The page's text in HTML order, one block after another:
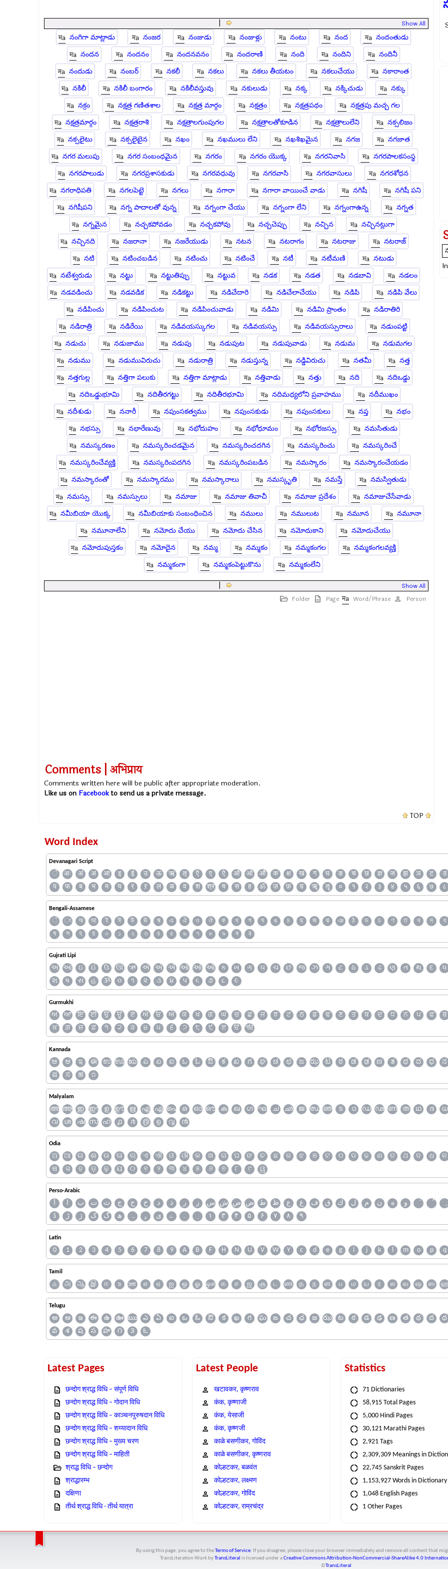
Show All
నంగిగా మాట్లాడు నంజర నంజుడు నంజుళ్లు నంటు నంద
నందంతుడు
నందన
నందనం నందనవనం నందరాణి నంది నందిని
నందినీ
నందుడు
నంబర్ నకలీ నకలు నకలు తీయటం నకలుచేయు
నకారాంత
నకిలీ
నకిలీ బంగారం నకిలీవస్తువు నకులుడు నక్క నక్కిచుడు
నక్కు
నక్రం
నక్షత్ర గణితశాల నక్షత్ర మార్గం నక్షత్రం నక్షత్రపథం
నక్షత్రపు మచ్చ గల
నక్షత్రమార్గం
నక్షత్రరాశి నక్షత్రాలగుంపుగల నక్షత్రాలతోకూడిన నక్షత్రాలులేని
నక్సలిజం
నక్సలైటు
నక్సలైటైన నఖం నఖములు లేని నఖశిఖమైన నగజ
నగజాత
నగర మలుపు
నగర సంబంధమైన నగరం నగరం యొక్క నగరనివాసి
నగరపాలకసంస్థ
నగరపాలుడు
నగరప్రశాసకుడు నగరవధువు నగరవాసి నగరవాసులు
నగరశోధన
నగరాధిపతి
నగలపెట్టె నగలు నగారా నగారా వాయించే వాడు నగిషీ
నగిషీ పని
నగిషీపని
నగ్న పాదాలతో వున్న నగ్నంగా చేయు నగ్నంగా లేని నగ్నంగాఉన్న
నగ్నత
నగ్నమైన
నచ్చకపోవడం నచ్చకపోవు నచ్చచెప్పు నచ్చిన
నచ్చినట్లుగా
నచ్చినది
నజరానా నజరేయుడు నటన నటరాగం నటరాజు
నటరాజ్
నటి
నటించబడిన నటించు నటించే నటీ నటీమణి
నటుడు
నటేశ్వరుడు
నట్టు నట్టుతిప్పు నట్టువ నడక నడత నడబావి
నడలం
నడవడించు
నడవడిక నడికట్టు నడిచేదారి నడిచేలాచేయు నడిపి
నడిపి వేలు
నడిపించు
నడిపించుట నడిపించువాడు నడిమి నడిమి ప్రాంతం
నడిరాతిరి
నడిరాత్రి
నడిరేయి నడివయస్కుగల నడివయస్సు నడివయస్సురాలు
నడుంపట్టి
నడుచు
నడుజాము నడుపు నడుపుట నడుపువాడు నడుమ
నడుమగల
నడుము
నడుమువిరుచు నడురాత్రి నడుస్తున్న నడ్డివిరుచు నతమీ
నత్త
నత్తగుల్ల
నత్తిగా పలుకు నత్తిగా మాట్లాడు నత్తివాడు నత్తు నది
నదిఒడ్డు
నదిఒడ్డుభూమి
నదితీరగట్టు నదితీరభూమి నదిమధ్యలోని ప్రవాహము
నదీముఖం
నదీశుడు
ననారీ నపుంసకత్వము నపుంసకుడు నపుంసకులు నప్త
నభం
నభస్సు
నభారేణువు నభోదుహం నభోధూమం నభోరజస్సు
నమసితుడు
నమస్కరణం
నమస్కరించడమైన నమస్కరించదగిన నమస్కరించు
నమస్కరించే
నమస్కరించేవ్యక్తి
నమస్కరింపదగిన నమస్కరింపబడిన నమస్కారం
నమస్కారంచేయడం
నమస్కారంతో
నమస్కారము నమస్కారాలు నమస్కృతి నమస్తే
నమస్వితుడు
నమస్సు
నమస్సులు నమాజు నమాజు తివాచీ నమాజు ప్రదేశం
నమాజుచేసేవాడు
నమీబియా యొక్క
నమీబియాకు సంబంధించిన నములు నములుట నమూన
నమూనా
నమూనాలేని
నమోదు చేయు నమోదు చేసిన నమోదుకాని
నమోదుచేయు
నమోదుపుస్తకం
నమోదైన నమ్మ నమ్మకం నమ్మకంగల
నమ్మకంగలవ్యక్తి
నమ్మకంగా
నమ్మకంపెట్టుకొను
నమ్మకంలేని
Show All
Folder
Page Word/Phrase Person
Comments | अभिप्राय
Comments written here will be public after appropriate moderation.
Like us on Facebookto send us a private message.
TOP
Word Index
Devanagari Script
ँ अः अं अ आ इ ई उ ऊ ऋ ऌ ऍ ए ऐ ऑ ओ औ क क्ष ख ग घ ङ च छ ज्ञ ज झ ञ ट ठ
प
फ ब भ म य र ऱ ल ळ व श श्र ष स ह ॐ ज़ फ़ य़ ॠ ॡ ० १ २ ३ ४ ५ ६ ७ ८
Bengali-Assamese
ঁ ং অ আ ই ঈ উ ঊ ঋ এ ঐ ও ঔ ক খ গ ঘ ঙ চ ছ জ ঝ ঞ ঠ ড ঢ ণ ত থ দ ধ
ষ
স হ য় ০ ১ ২ ৩ ৪ ৫ ৬ ৭ ৮ ৯ ৰ ৱ
Gujrati Lipi
અ આ ઇ ઈ ઉ ઊ ઋ ઍ એ ઐ ઑ ઓ ઔ ક ખ ગ ઘ ચ છ જ ઝ ઞ ટ ઠ ડ ઢ ણ ત થ દ ધ
શ
ષ સ હ ૐ ૦ ૧ ૨ ૩ ૪ ૫ ૬ ૭ ૮ ૯
Gurmukhi
ਅ ਆ ਇ ਈ ਉ ਊ ਏ ਐ ਓ ਔ ਕ ਖ ਗ ਘ ਚ ਛ ਜ ਝ ਟ ਠ ਡ ਢ ਣ ਤ ਥ ਦ ਧ ਨ ਪ ਫ ਬ
ਖ਼
ਗ਼ ਜ਼ ਫ਼ ੧ ੨ ੩ ੪ ੫ ੬ ੭ ੮ ੯ ੲ ੳ ੴ
Kannada
ಅ ಆ ಇ ಈ ಉ ಊ ಋ ಎ ಏ ಐ ಒ ಓ ಔ ಕ ಖ ಗ ಘ ಚ ಛ ಜ ಝ ಟ ಠ ಡ ಢ ಣ ತ ಥ ದ ಧ ನ
ಷ
ಸ ಹ ೧
Malyalam
അ ആ ഇ ഈ ഉ ഊ ഋ എ ഏ ഐ ഒ ഓ ഔ ക ഖ ഗ ഘ ച ഛ ജ ഝ ഞ ട ഠ ഡ ഢ ണ ത ഥ ദ ധ
വ
ശ ഷ സ ഹ ൧ ൪ ൫ ൭ ൮ ൯
Odia
ଅ ଆ ଇ ଈ ଉ ଊ ଋ ଏ ଐ ଓ ଔ କ ଖ ଗ ଘ ଙ ଚ ଛ ଜ ଝ ଞ ଟ ଠ ଡ ଢ ଣ ତ ଥ ଦ ଧ ନ
ଷ
ସ ହ ଡ଼ ଢ଼ ୟ ୦ ୧ ୨ ୩ ୪ ୫ ୬ ୭ ୮ ୯ ୱ
Perso-Arabic
آ ا ب ت ث ج ح خ د ذ ر ز س ش ص ض ط ظ ع غ ف ق ك ل م ن ه و
ڈ
ڑ ژ ک گ ھ ہ ۄ ی ے ۔ ۱ ۳ ۴ ۵ ۶ ۷ ۸ ۹
Latin
0 1 2 3 4 5 6 7 8 9 A B F H N U V W Y c d e g i j k l m o p q
Tamil
ஃ அ ஆ இ ஈ உ ஊ எ ஏ ஐ ஒ ஓ ஔ க ச ஜ ஞ ட ண த ந ன ப ம ய ர ல வ ஷ ஸ ஹ
Telugu
అ ఆ ఇ ఈ ఉ ఊ ఋ ఎ ఏ ఐ ఒ ఓ ఔ క ఖ గ ఘ ఙ చ ఛ జ ఝ ట ఠ డ ఢ ణ త థ ద ధ
వ
శ ష స హ ౧ ౩ ౬
Latest Pages
छन्दोग श्राद्ध विधि – संपूर्ण विधि
छन्दोग श्राद्ध विधि – गोदान विधि
छन्दोग श्राद्ध विधि – काञ्चनपुरुषदान विधि
छन्दोग श्राद्ध विधि – शय्यादान विधि
छन्दोग श्राद्ध विधि – मुख्य चरण
छन्दोग श्राद्ध विधि – माहिती
श्राद्ध विधि – छन्दोग
श्राद्धारम्भ
दक्षिणा
तीर्थ श्राद्ध विधि - तीर्थ यात्रा
Latest People
खटावकर, कृष्णराव
कंक, कृष्णाजी
कंक, येसाजी
कंक, कृष्णजी
काळे बसणीकर, गोविंद
काळे बसणीकर, कृष्णराव
कोल्हटकर, बळवंत
कोल्हटकर, लक्ष्मण
कोल्हटकर, गोविंद
कोल्हटकर, राम्रचंद्र
Statistics
71 Dictionaries
58,915 Total Pages
5,000 Hindi Pages
30,121 Marathi Pages
2,921 Tags
2,309,309 Meanings in
22,745 Sanskrit Pages
1,153,927 Words in Dictionary
1,048 English Pages
1 Other Pages
By using this page, you agree to theTerms of Service. If you disagree, please close your browser immediately and remove all content that
TransLiteration Work byTransLiteral is licensed under aCreative Commons Attribution-NonCommercial-ShareAlike 4.0
©TransLiteral